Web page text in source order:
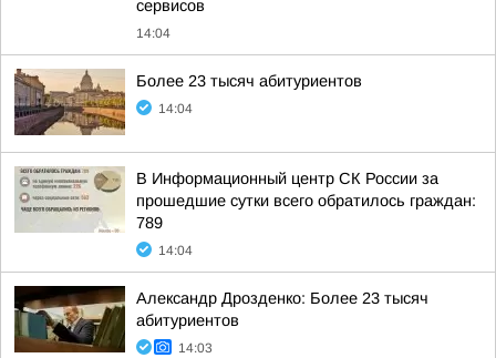
сервисов
14:04
Более 23 тысяч абитуриентов
14:04
В Информационный центр СК России за
прошедшие сутки всего обратилось граждан:
789
14:04
Александр Дрозденко: Более 23 тысяч
абитуриентов
14:03